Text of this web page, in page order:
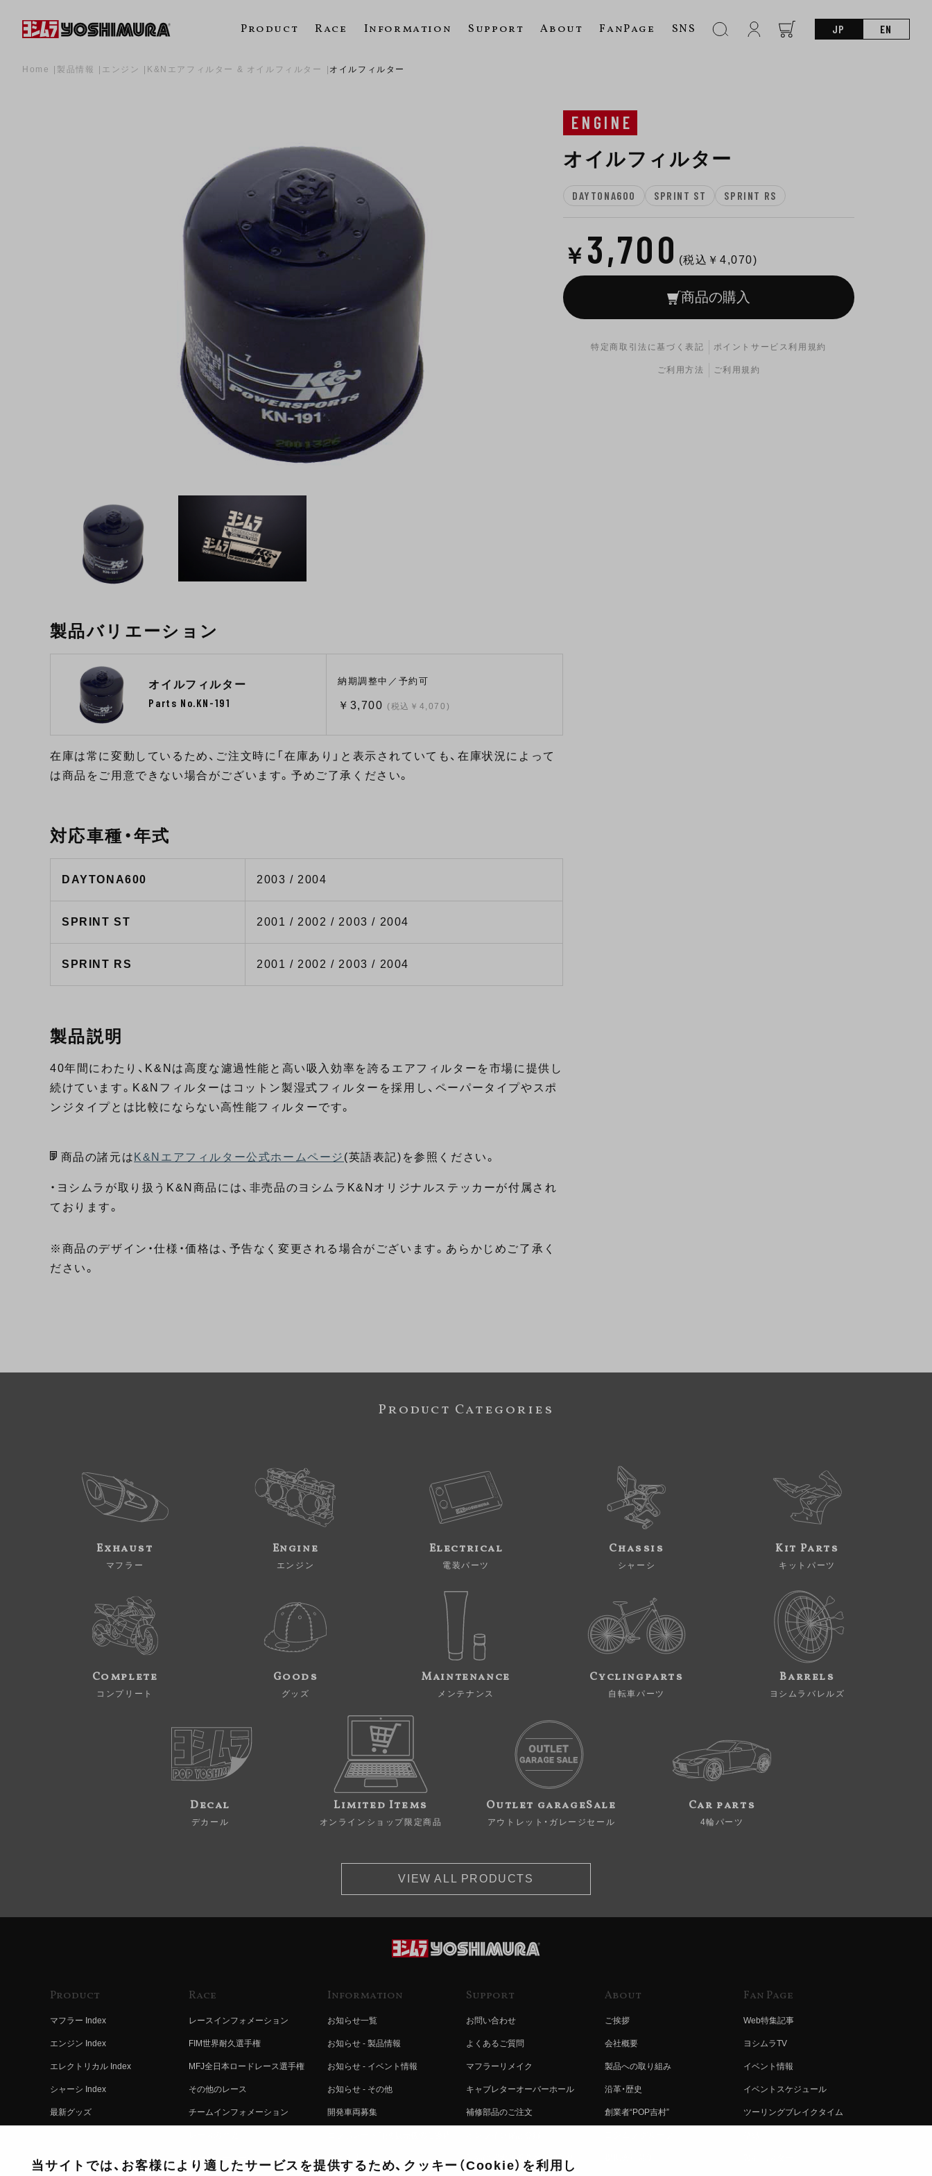
Product Race Information Support About FanPage SNS JP EN
Home 製品情報 エンジン K&Nエアフィルター & オイルフィルター オイルフィルター
ENGINE
オイルフィルター
DAYTONA600 SPRINT ST SPRINT RS
￥ 3,700 (税込￥4,070)
商品の購入
特定商取引法に基づく表記 ポイントサービス利用規約
ご利用方法 ご利用規約
製品バリエーション
オイルフィルター
Parts No.KN-191
納期調整中／予約可
￥3,700 (税込￥4,070)
在庫は常に変動しているため、ご注文時に「在庫あり」と表示されていても、在庫状況によって
は商品をご用意できない場合がございます。予めご了承ください。
対応車種・年式
DAYTONA600 2003 / 2004
SPRINT ST 2001 / 2002 / 2003 / 2004
SPRINT RS 2001 / 2002 / 2003 / 2004
製品説明
40年間にわたり、K&Nは高度な濾過性能と高い吸入効率を誇るエアフィルターを市場に提供し
続けています。K&Nフィルターはコットン製湿式フィルターを採用し、ペーパータイプやスポ
ンジタイプとは比較にならない高性能フィルターです。
商品の諸元は K&Nエアフィルター公式ホームページ (英語表記)を参照ください。
・ヨシムラが取り扱うK&N商品には、非売品のヨシムラK&Nオリジナルステッカーが付属され
ております。
※商品のデザイン・仕様・価格は、予告なく変更される場合がございます。あらかじめご了承く
ださい。
Product Categories
Exhaust
マフラー
Engine
エンジン
Electrical
電装パーツ
Chassis
シャーシ
Kit Parts
キットパーツ
Complete
コンプリート
Goods
グッズ
Maintenance
メンテナンス
Cyclingparts
自転車パーツ
Barrels
ヨシムラバレルズ
Decal
デカール
Limited Items
オンラインショップ限定商品
Outlet garageSale
アウトレット・ガレージセール
Car parts
4輪パーツ
VIEW ALL PRODUCTS
Product
マフラー Index
エンジン Index
エレクトリカル Index
シャーシ Index
最新グッズ
コンプリート
Race
レースインフォメーション
FIM世界耐久選手権
MFJ全日本ロードレース選手権
その他のレース
チームインフォメーション
レースムービー
Information
お知らせ一覧
お知らせ - 製品情報
お知らせ - イベント情報
お知らせ - その他
開発車両募集
注文方法
Support
お問い合わせ
よくあるご質問
マフラーリメイク
キャブレターオーバーホール
補修部品のご注文
製品に関する重要なお知らせ
About
ご挨拶
会社概要
製品への取り組み
沿革・歴史
創業者“POP吉村”
Fan Page
Web特集記事
ヨシムラTV
イベント情報
イベントスケジュール
ツーリングブレイクタイム
当サイトでは、お客様により適したサービスを提供するため、クッキー（Cookie）を利用し